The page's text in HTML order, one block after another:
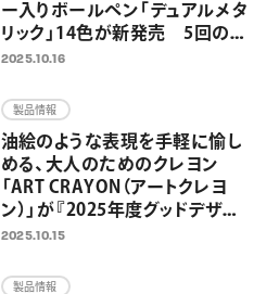
ー入りボールペン「デュアルメタ
リック」14色が新発売 5回の限
定発売を経て、待望の定番化 ノ
グリッターインキが華やかに彩
る
2025.10.16
製品情報
油絵のような表現を手軽に愉し
める、大人のためのクレヨン
「ART CRAYON（アートクレヨ
ン）」が『2025年度グッドデザイ
ン賞』を受賞
2025.10.15
製品情報